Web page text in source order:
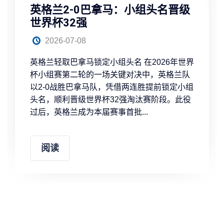
巴拿马：小组头名晋级
拿马锁定小组头名 在2026年世界
轮的一场关键对决中，英格兰队
拿马队，凭借两连胜提前锁定小组
级世界杯32强淘汰赛阶段。此役
成为本届赛事首批...
阅读